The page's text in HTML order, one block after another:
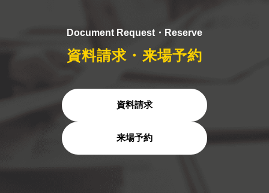
Document Request・Reserve
資料請求・来場予約
資料請求
来場予約